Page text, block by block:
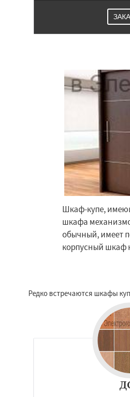
Шкаф-купе,
шкафа
обычный, имеет
корпусный шкаф
Редко встречаются шкафы